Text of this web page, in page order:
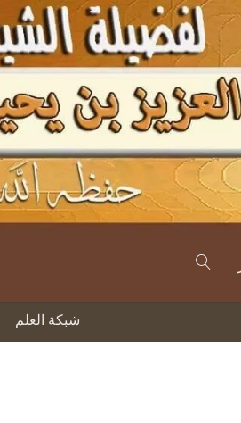
شبكة العلم